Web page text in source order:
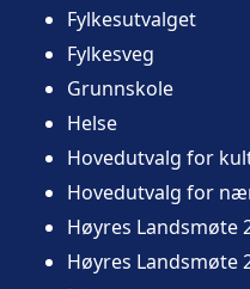
Fylkesutvalget
Fylkesveg
Grunnskole
Helse
Hovedutvalg for
Hovedutvalg for
Høyres Landsmøte
Høyres Landsmøte